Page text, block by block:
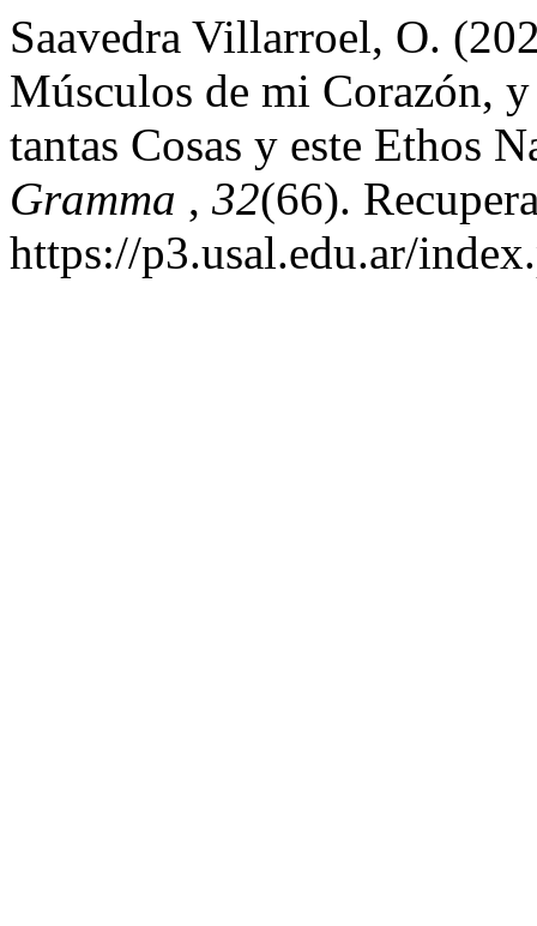
Saavedra Villarroel, O.
Músculos de mi Corazón,
tantas Cosas y este Ethos
Gramma , 32(66).
https://p3.usal.edu.ar/